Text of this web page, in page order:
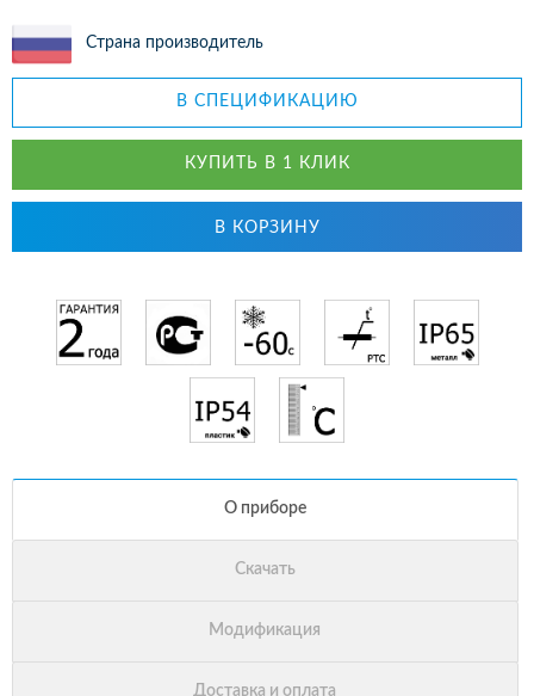
Страна производитель
В СПЕЦИФИКАЦИЮ
КУПИТЬ В 1 КЛИК
В КОРЗИНУ